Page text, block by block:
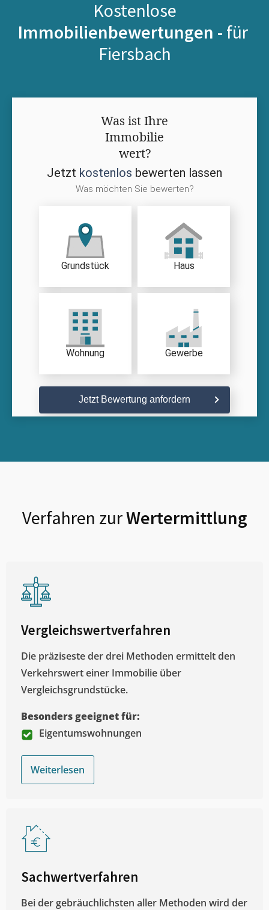
Kostenlose
Immobilienbewertungen - für
Fiersbach
Was ist Ihre
Immobilie
wert?
Jetzt kostenlos bewerten lassen
Was möchten Sie bewerten?
Grundstück Haus
Wohnung Gewerbe
Jetzt Bewertung anfordern
Verfahren zurWertermittlung
Vergleichswertverfahren
Die präziseste der drei Methoden ermittelt den
Verkehrswert einer Immobilie über
Vergleichsgrundstücke.
Besonders geeignet für:
Eigentumswohnungen
Weiterlesen
Sachwertverfahren
Bei der gebräuchlichsten aller Methoden wird der